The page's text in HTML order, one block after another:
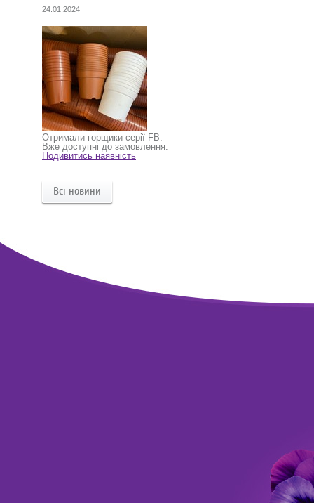
24.01.2024
Отримали горщики серії FB.
Вже доступні до замовлення.
Подивитись наявність
Всі новини